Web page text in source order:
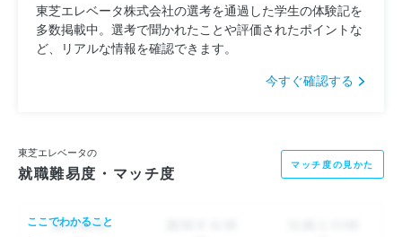
東芝エレベータ株式会社の選考を通過した学生の体験記を
多数掲載中。選考で聞かれたことや評価されたポイントな
ど、リアルな情報を確認できます。
今すぐ確認する
東芝エレベータの
就職難易度・マッチ度 マッチ度の見かた
ここでわかること